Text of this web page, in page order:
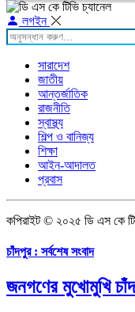
লগইন
সারাদেশ
জাতীয়
আন্তর্জাতিক
রাজনীতি
স্বাস্থ্য
শিল্প ও বানিজ্য
শিক্ষা
আইন-আদালত
প্রবাস
কপিরাইট © ২০২৫ ডি এস কে
চাঁদপুর : সর্বশেষ সংবাদ
জনগণের মুখোমুখি